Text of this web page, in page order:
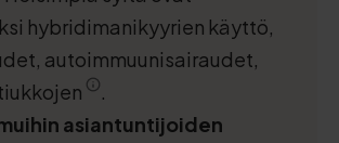
hybridimanikyyrien käyttö,
autoimmuunisairaudet,
.
asiantuntijoiden